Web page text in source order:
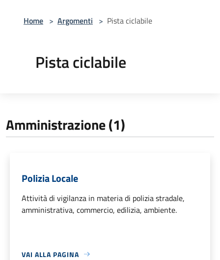
Home > Argomenti > Pista ciclabile
Pista ciclabile
Amministrazione (1)
Polizia Locale
Attività di vigilanza in materia di polizia stradale,
amministrativa, commercio, edilizia, ambiente.
VAI ALLA PAGINA